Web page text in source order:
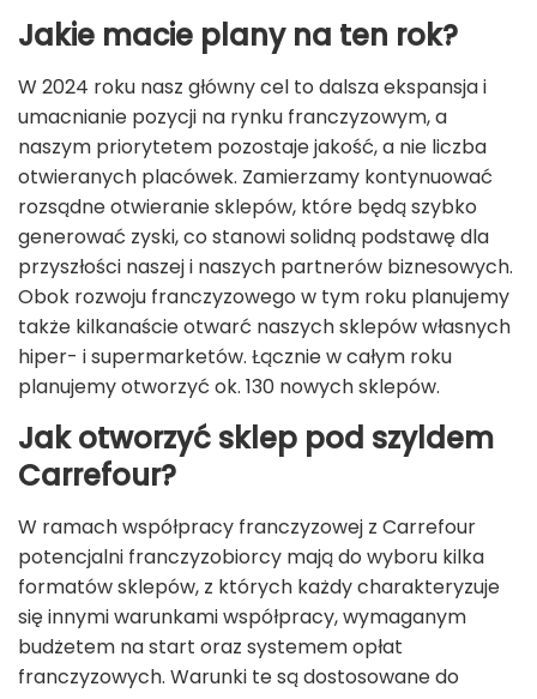
Jakie macie plany na ten rok?
W 2024 roku nasz główny cel to dalsza ekspansja i
umacnianie pozycji na rynku franczyzowym, a
naszym priorytetem pozostaje jakość, a nie liczba
otwieranych placówek. Zamierzamy kontynuować
rozsądne otwieranie sklepów, które będą szybko
generować zyski, co stanowi solidną podstawę dla
przyszłości naszej i naszych partnerów biznesowych.
Obok rozwoju franczyzowego w tym roku planujemy
także kilkanaście otwarć naszych sklepów własnych
hiper- i supermarketów. Łącznie w całym roku
planujemy otworzyć ok. 130 nowych sklepów.
Jak otworzyć sklep pod szyldem
Carrefour?
W ramach współpracy franczyzowej z Carrefour
potencjalni franczyzobiorcy mają do wyboru kilka
formatów sklepów, z których każdy charakteryzuje
się innymi warunkami współpracy, wymaganym
budżetem na start oraz systemem opłat
franczyzowych. Warunki te są dostosowane do